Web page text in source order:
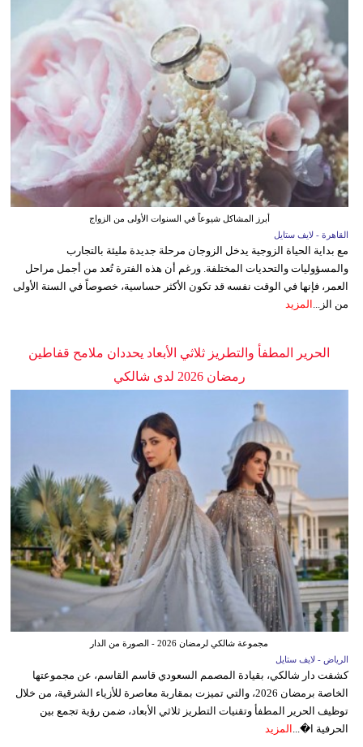
أبرز المشاكل شيوعاً في السنوات الأولى من الزواج
القاهرة - لايف ستايل
مع بداية الحياة الزوجية يدخل الزوجان مرحلة جديدة مليئة بالتجارب
والمسؤوليات والتحديات المختلفة. ورغم أن هذه الفترة تُعد من أجمل مراحل
العمر، فإنها في الوقت نفسه قد تكون الأكثر حساسية، خصوصاً في السنة الأولى
من الز...
المزيد
الحرير المطفأ والتطريز ثلاثي الأبعاد يحددان ملامح قفاطين
رمضان 2026 لدى شالكي
مجموعة شالكي لرمضان 2026 - الصورة من الدار
الرياض - لايف ستايل
كشفت دار شالكي، بقيادة المصمم السعودي قاسم القاسم، عن مجموعتها
الخاصة برمضان 2026، والتي تميزت بمقاربة معاصرة للأزياء الشرقية، من خلال
توظيف الحرير المطفأ وتقنيات التطريز ثلاثي الأبعاد، ضمن رؤية تجمع بين
الحرفية ا�... المزيد